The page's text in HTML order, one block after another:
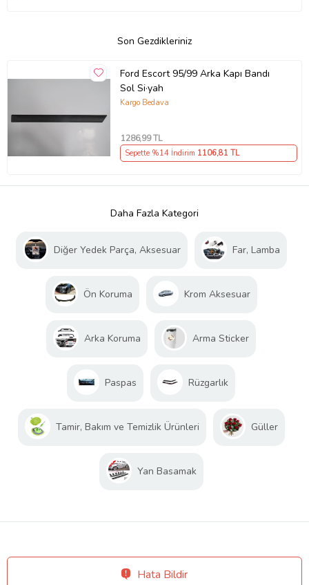
Son Gezdikleriniz
Ford Escort 95/99 Arka Kapı Bandı
Sol Si·yah
Kargo Bedava
1286,99 TL
Sepette %14 İndirim 1106,81 TL
Daha Fazla Kategori
Diğer Yedek Parça, Aksesuar Far, Lamba
Ön Koruma Krom Aksesuar
Arka Koruma Arma Sticker
Paspas Rüzgarlık
Tamir, Bakım ve Temizlik Ürünleri Güller
Yan Basamak
Hata Bildir